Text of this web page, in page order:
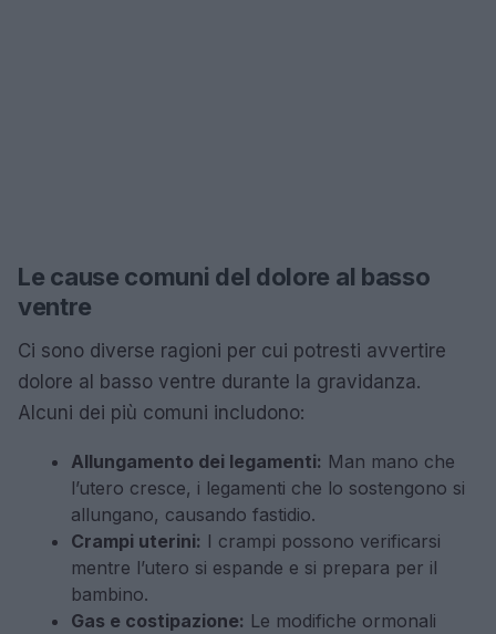
Le cause comuni del dolore al basso
ventre
Ci sono diverse ragioni per cui potresti avvertire
dolore al basso ventre durante la gravidanza.
Alcuni dei più comuni includono:
Allungamento dei legamenti: Man mano che
l’utero cresce, i legamenti che lo sostengono si
allungano, causando fastidio.
Crampi uterini: I crampi possono verificarsi
mentre l’utero si espande e si prepara per il
bambino.
Gas e costipazione: Le modifiche ormonali